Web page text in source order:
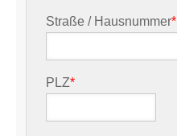
Straße / Hausnummer*
PLZ*